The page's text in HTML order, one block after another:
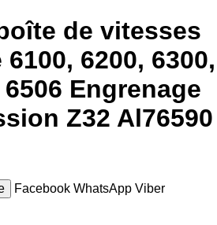
de vitesses
6200, 6300,
6506 Engrenage
Z32 Al76590
Facebook WhatsApp Viber